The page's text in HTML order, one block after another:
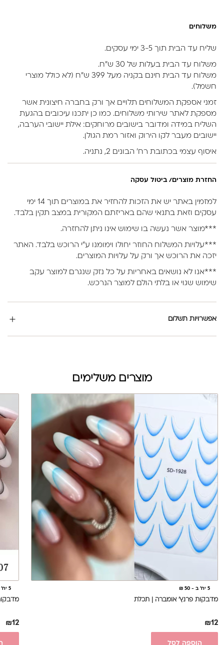
משלוחים
שליח עד הבית תוך 3-5 ימי עסקים.
משלוח עד הבית בעלות של 30 ש״ח.
משלוח עד הבית חינם בקניה מעל 399 ש״ח (לא כולל מוצרי
חשמל).
זמני אספקת המשלוחים תלויים אך ורק בחברה חיצונית אשר
מספקת לאתר שירותי משלוחים. כמו כן יתכנו עיכובים בהגעת
השליח במידה ומדובר בישובים מרוחקים: אילת יישובי הערבה,
יישובים מעבר לקו הירוק ואזור רמת הגולן.
איסוף עצמי בכתובת רח’ הבונים 2, נתניה.
החזרת מוצרים/ ביטול עסקה
למזמין באתר יש את הזכות להחזיר את במוצרים תוך 14 ימי
עסקים וזאת בתנאי שהם באריזתם המקורית במצב תקין בלבד.
***מוצר אשר נעשה בו שימוש אינו ניתן להחזרה.
***עלויות המשלוח החוזר יחולו וימומנו ע”י הרוכש בלבד. האתר
יזכה את הרוכש אך ורק על עלויות המוצרים.
***אנו לא נושאים באחריות על כל נזק שנגרם למוצר עקב
שימוש שגוי או בלתי הולם למוצר הנרכש.
אפשרויות תשלום
מוצרים משלימים
5 יח' ב - 50 ₪
מדבקות פרנץ' אומברה | תכלת
₪12
הוספה לסל
5 יח' ב - 50 ₪
₪12